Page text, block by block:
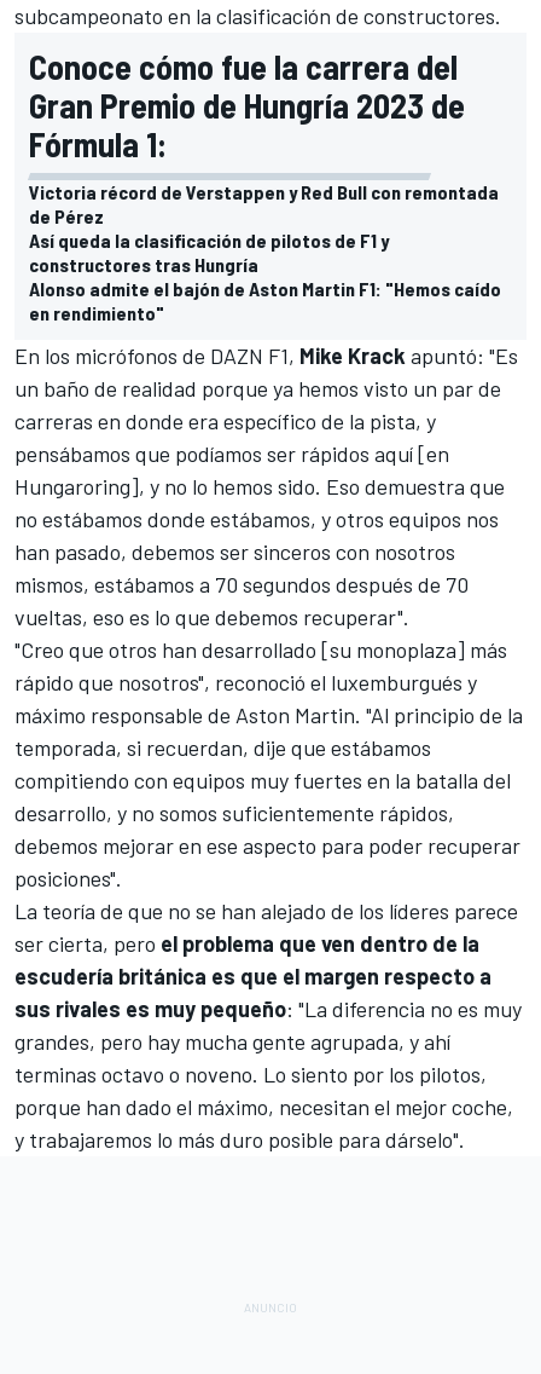
subcampeonato en la clasificación de constructores.
Conoce cómo fue la carrera del
Gran Premio de Hungría 2023 de
Fórmula 1:
Victoria récord de Verstappen y Red Bull con remontada
de Pérez
Así queda la clasificación de pilotos de F1 y
constructores tras Hungría
Alonso admite el bajón de Aston Martin F1: "Hemos caído
en rendimiento"
En los micrófonos de DAZN F1, Mike Krack apuntó: "Es
un baño de realidad porque ya hemos visto un par de
carreras en donde era específico de la pista, y
pensábamos que podíamos ser rápidos aquí [en
Hungaroring], y no lo hemos sido. Eso demuestra que
no estábamos donde estábamos, y otros equipos nos
han pasado, debemos ser sinceros con nosotros
mismos, estábamos a 70 segundos después de 70
vueltas, eso es lo que debemos recuperar".
"Creo que otros han desarrollado [su monoplaza] más
rápido que nosotros", reconoció el luxemburgués y
máximo responsable de Aston Martin. "Al principio de la
temporada, si recuerdan, dije que estábamos
compitiendo con equipos muy fuertes en la batalla del
desarrollo, y no somos suficientemente rápidos,
debemos mejorar en ese aspecto para poder recuperar
posiciones".
La teoría de que no se han alejado de los líderes parece
ser cierta, pero el problema que ven dentro de la
escudería británica es que el margen respecto a
sus rivales es muy pequeño: "La diferencia no es muy
grandes, pero hay mucha gente agrupada, y ahí
terminas octavo o noveno. Lo siento por los pilotos,
porque han dado el máximo, necesitan el mejor coche,
y trabajaremos lo más duro posible para dárselo".